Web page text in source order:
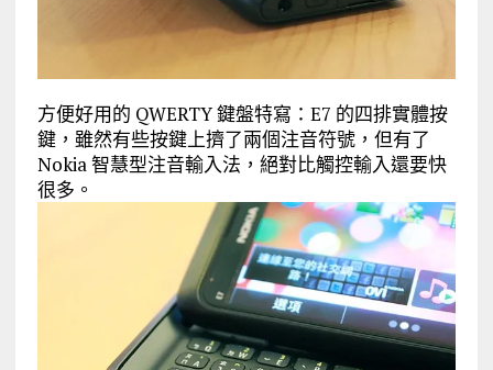
方便好用的 QWERTY 鍵盤特寫：E7 的四排實體按
鍵，雖然有些按鍵上擠了兩個注音符號，但有了
Nokia 智慧型注音輸入法，絕對比觸控輸入還要快
很多。